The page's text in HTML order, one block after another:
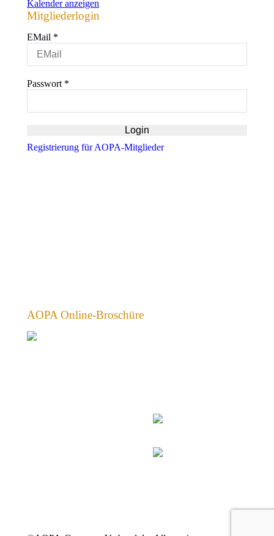
Kalender anzeigen
Mitgliederlogin
EMail *
Passwort *
Registrierung für AOPA-Mitglieder
AOPA Online-Broschüre